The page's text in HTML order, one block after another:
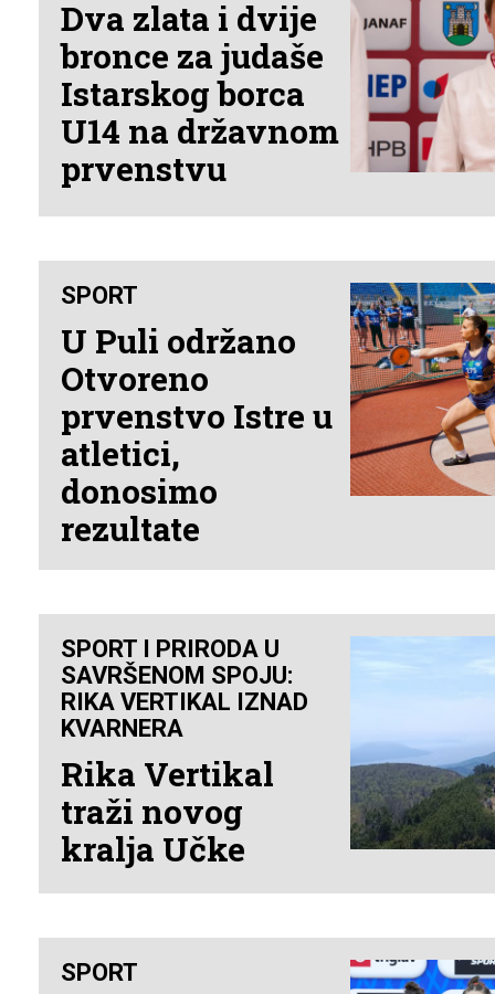
Dva zlata i dvije
bronce za judaše
Istarskog borca
U14 na državnom
prvenstvu
SPORT
U Puli održano
Otvoreno
prvenstvo Istre u
atletici,
donosimo
rezultate
SPORT I PRIRODA U
SAVRŠENOM SPOJU:
RIKA VERTIKAL IZNAD
KVARNERA
Rika Vertikal
traži novog
kralja Učke
SPORT